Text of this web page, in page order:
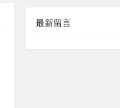
最新留言